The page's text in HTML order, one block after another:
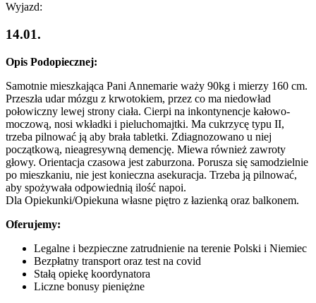
Wyjazd:
14.01.
Opis Podopiecznej:
Samotnie mieszkająca Pani Annemarie waży 90kg i mierzy 160 cm.
Przeszła udar mózgu z krwotokiem, przez co ma niedowład
połowiczny lewej strony ciała. Cierpi na inkontynencje kałowo-
moczową, nosi wkładki i pieluchomajtki. Ma cukrzycę typu II,
trzeba pilnować ją aby brała tabletki. Zdiagnozowano u niej
początkową, nieagresywną demencję. Miewa również zawroty
głowy. Orientacja czasowa jest zaburzona. Porusza się samodzielnie
po mieszkaniu, nie jest konieczna asekuracja. Trzeba ją pilnować,
aby spożywała odpowiednią ilość napoi.
Dla Opiekunki/Opiekuna własne piętro z łazienką oraz balkonem.
Oferujemy:
Legalne i bezpieczne zatrudnienie na terenie Polski i Niemiec
Bezpłatny transport oraz test na covid
Stałą opiekę koordynatora
Liczne bonusy pieniężne